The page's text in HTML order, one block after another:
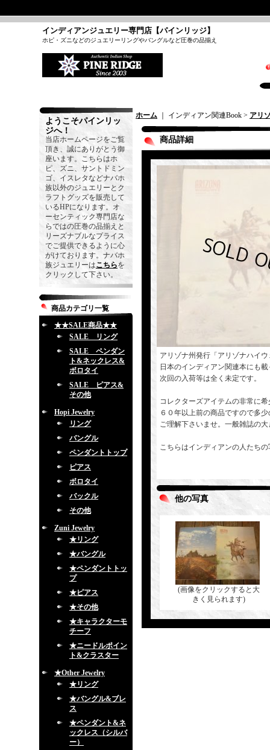
インディアンジュエリー専門店【パインリッジ】
ホピ・ズニなどのジュエリーリングやバングルなど圧巻の品揃え
ようこそパインリッ
ジへ！
当店ホームページをご覧
頂き、誠にありがとう御
座います。こちらはホ
ピ、ズニ、サントドミン
ゴ、イスレタなどナバホ
族以外のジュエリーとク
ラフトグッズを販売して
いるHPになります。オ
ーセンティック専門店な
らではの圧巻の品揃えと
リーズナブルなプライス
でご提供できるように心
がけております。ナバホ
族ジュエリーはこちらを
クリックして下さい。
商品カテゴリ一覧
★★SALE商品★★
SALE リング
SALE ペンダン
ト&ネックレス&
ボロタイ
SALE ピアス&
その他
Hopi Jewelry
リング
バングル
ペンダントトップ
ピアス
ボロタイ
バックル
その他
Zuni Jewelry
★リング
★バングル
★ペンダントトッ
プ
★ピアス
★その他
★キャラクターモ
チーフ
★ニードルポイン
ト&クラスター
★Other Jewelry
★リング
★バングル&ブレ
ス
★ペンダント&ネ
ックレス（シルバ
ー）
ホーム ｜ インディアン関連Book > アリ
商品詳細
アリゾナ州発行「アリゾナハイ
日本のインディアン関連本にも
次回の入荷等は全く未定です。
コレクターズアイテムの非常に
６０年以上前の商品ですので多
ご理解下さいませ。一般雑誌の
こちらはインディアンの人たち
他の写真
(画像をクリックすると大
きく見られます)